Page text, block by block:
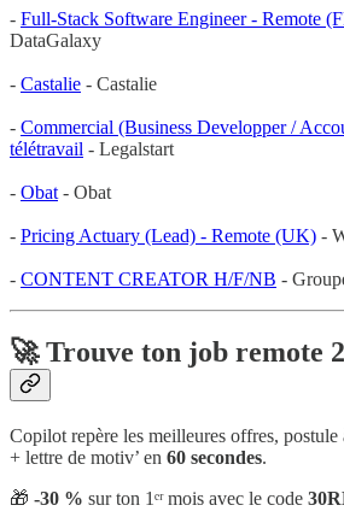
- Full-Stack Software Engineer - Remote
DataGalaxy
- Castalie - Castalie
- Commercial (Business Developper /
télétravail - Legalstart
- Obat - Obat
- Pricing Actuary (Lead) - Remote (UK) -
- CONTENT CREATOR H/F/NB -
🚀 Trouve ton job remote
Copilot repère les meilleures offres,
+ lettre de motiv’ en 60 secondes.
🎁 -30 % sur ton 1ᵉʳ mois avec le code